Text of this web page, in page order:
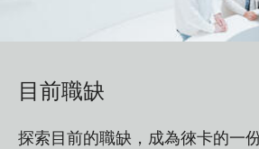
目前職缺
探索目前的職缺，成為徠卡的一